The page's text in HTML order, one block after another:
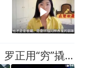
从4831.93元到百万粉丝：罗正用“穷”撬动了流量密码